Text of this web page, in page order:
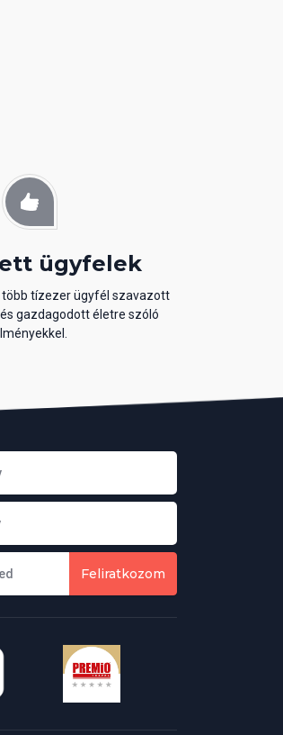
ügyfelek
tízezer ügyfél szavazott
gazdagodott életre szóló
Feliratkozom